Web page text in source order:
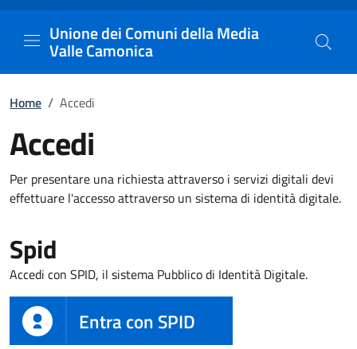
Vai al contenuto principale
Unione dei Comuni della
Unione dei Comuni della Media
Valle Camonica
Home / Accedi
Accedi
Per presentare una richiesta attraverso i servizi digitali devi
effettuare l'accesso attraverso un sistema di identità digitale.
Spid
Accedi con SPID, il sistema Pubblico di Identità Digitale.
Entra con SPID